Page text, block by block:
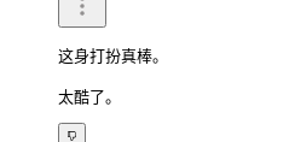
这身打扮真棒。
太酷了。